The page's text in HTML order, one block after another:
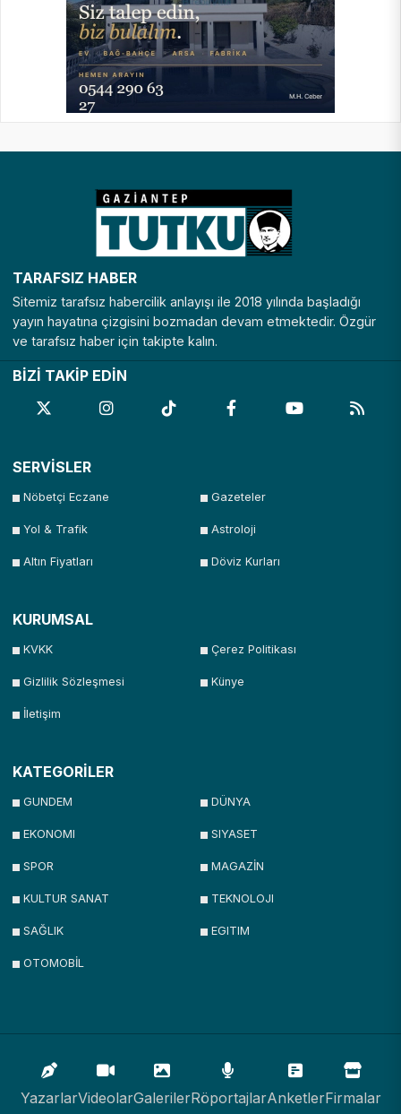
TARAFSIZ HABER
Sitemiz tarafsız habercilik anlayışı ile 2018 yılında başladığı
yayın hayatına çizgisini bozmadan devam etmektedir. Özgür
ve tarafsız haber için takipte kalın.
BİZİ TAKİP EDİN
SERVİSLER
Nöbetçi Eczane Gazeteler
Yol & Trafik Astroloji
Altın Fiyatları Döviz Kurları
KURUMSAL
KVKK Çerez Politikası
Gizlilik Sözleşmesi Künye
İletişim
KATEGORİLER
GUNDEM DÜNYA
EKONOMI SIYASET
SPOR MAGAZİN
KULTUR SANAT TEKNOLOJI
SAĞLIK EGITIM
OTOMOBİL
YazarlarVideolarGalerilerRöportajlarAnketlerFirmalar